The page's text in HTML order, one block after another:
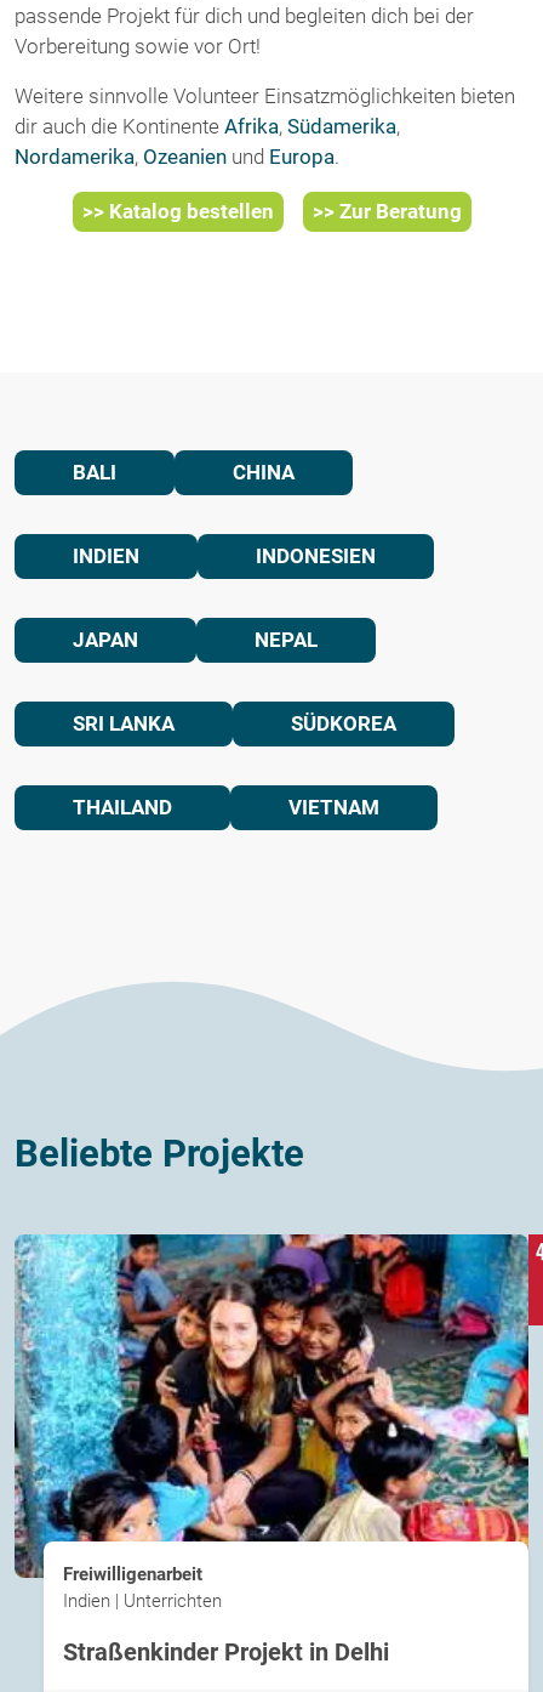
passende Projekt für dich und begleiten dich bei der
Vorbereitung sowie vor Ort!
Weitere sinnvolle Volunteer Einsatzmöglichkeiten bieten
dir auch die Kontinente Afrika, Südamerika,
Nordamerika, Ozeanien und Europa.
>> Katalog bestellen >> Zur Beratung
BALI CHINA
INDIEN INDONESIEN
JAPAN NEPAL
SRI LANKA SÜDKOREA
THAILAND VIETNAM
Beliebte Projekte
Freiwilligenarbeit
Indien | Unterrichten
Straßenkinder Projekt in Delhi